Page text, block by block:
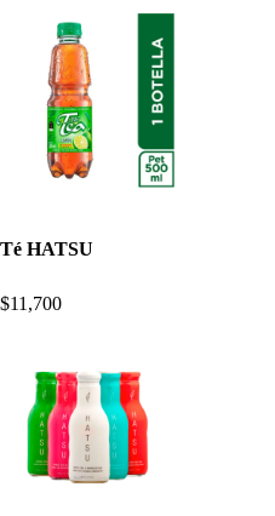
Té HATSU
$11,700